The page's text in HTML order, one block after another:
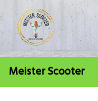
Skip
to
main
content
Meister Scooter